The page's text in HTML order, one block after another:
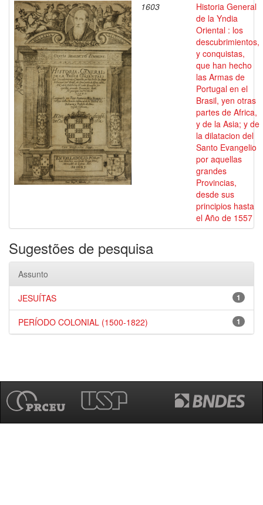
1603
Historia General
de la Yndia
Oriental : los
descubrimientos,
y conquistas,
que han hecho
las Armas de
Portugal en el
Brasil, yen otras
partes de Africa,
y de la Asia; y de
la dilatacion del
Santo Evangelio
por aquellas
grandes
Provincias,
desde sus
principios hasta
el Año de 1557
Sugestões de pesquisa
Assunto
1
JESUÍTAS
1
PERÍODO COLONIAL (1500-1822)